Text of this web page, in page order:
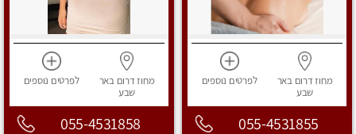
מחוז דרום באר
שבע
לפרטים נוספים
055-4531855
מחוז דרום באר
שבע
לפרטים נוספים
055-4531858